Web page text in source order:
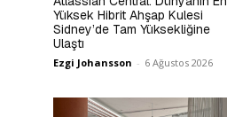
Yüksek Hibrit Ahşap Kulesi
Sidney’de Tam Yüksekliğine
Ulaştı
Ezgi Johansson - 6 Ağustos 2026